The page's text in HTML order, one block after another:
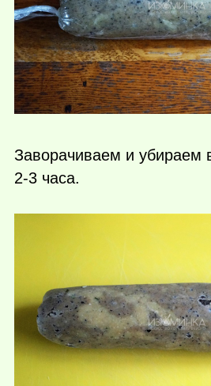
Заворачиваем и убираем
2-3 часа.